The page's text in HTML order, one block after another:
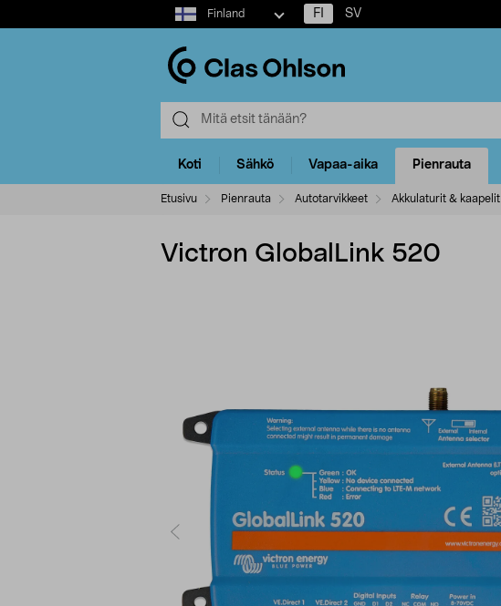
Select
market
Finland FI SV
Koti Sähkö Vapaa-aika Pienrauta
Etusivu Pienrauta Autotarvikkeet Akkulaturit & kaapelit
Victron GlobalLink 520